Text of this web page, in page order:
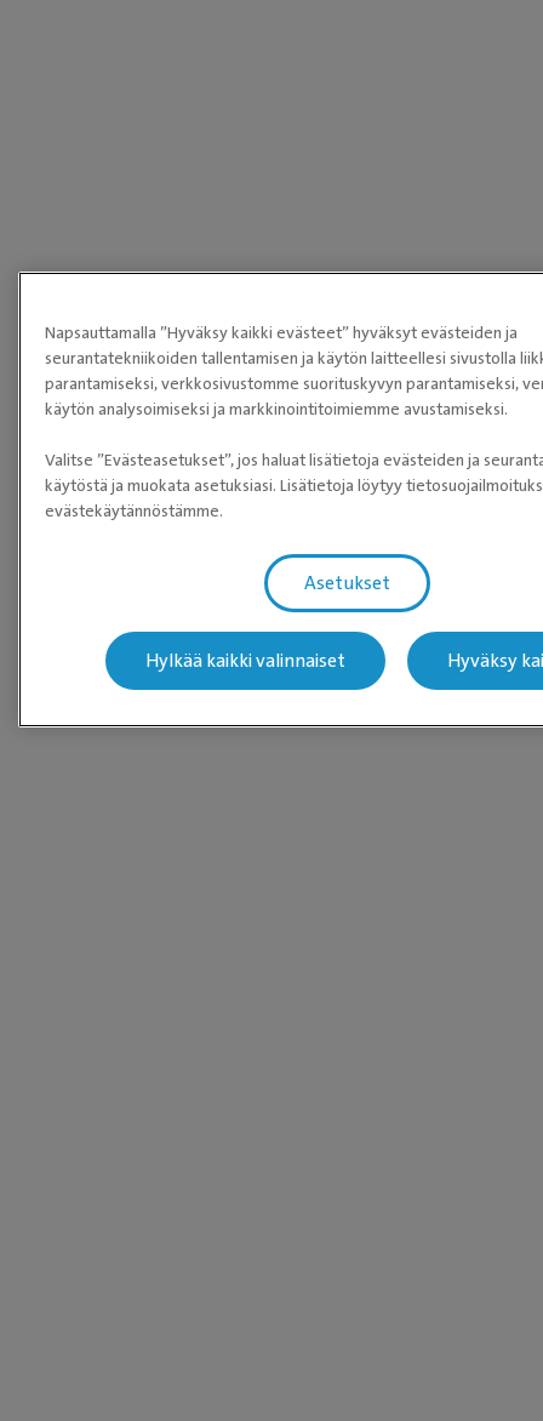
Napsauttamalla ”Hyväksy kaikki evästeet” hyväksyt evästeiden ja
seurantatekniikoiden tallentamisen ja käytön laitteellesi sivustolla
parantamiseksi, verkkosivustomme suorituskyvyn parantamiseksi,
käytön analysoimiseksi ja markkinointitoimiemme avustamiseksi.
Valitse ”Evästeasetukset”, jos haluat lisätietoja evästeiden ja
käytöstä ja muokata asetuksiasi. Lisätietoja löytyy
evästekäytännöstämme.
Asetukset
Hylkää kaikki valinnaiset Hyväksy